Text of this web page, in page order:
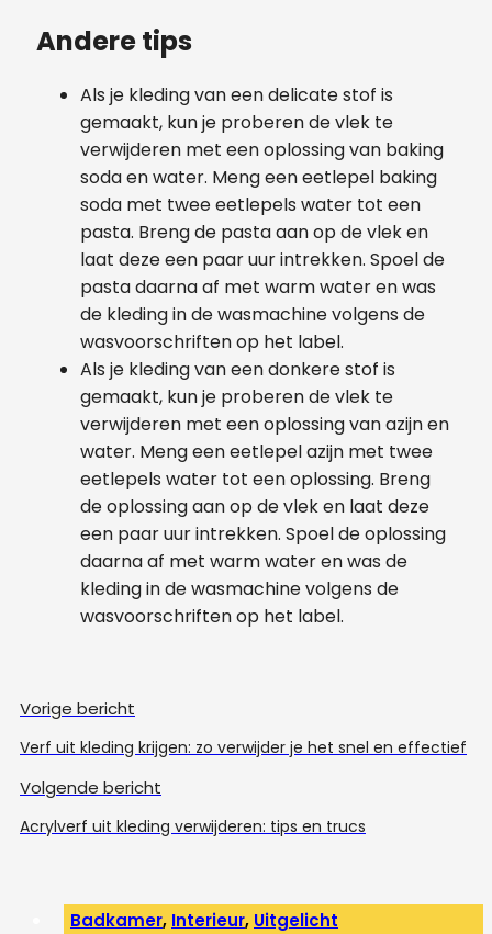
Andere tips
Als je kleding van een delicate stof is
gemaakt, kun je proberen de vlek te
verwijderen met een oplossing van baking
soda en water. Meng een eetlepel baking
soda met twee eetlepels water tot een
pasta. Breng de pasta aan op de vlek en
laat deze een paar uur intrekken. Spoel de
pasta daarna af met warm water en was
de kleding in de wasmachine volgens de
wasvoorschriften op het label.
Als je kleding van een donkere stof is
gemaakt, kun je proberen de vlek te
verwijderen met een oplossing van azijn en
water. Meng een eetlepel azijn met twee
eetlepels water tot een oplossing. Breng
de oplossing aan op de vlek en laat deze
een paar uur intrekken. Spoel de oplossing
daarna af met warm water en was de
kleding in de wasmachine volgens de
wasvoorschriften op het label.
Vorige bericht
Verf uit kleding krijgen: zo verwijder je het snel en effectief
Volgende bericht
Acrylverf uit kleding verwijderen: tips en trucs
Badkamer, Interieur, Uitgelicht